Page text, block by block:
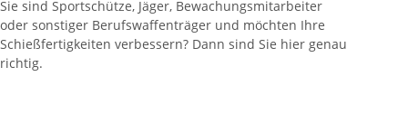
Sie sind Sportschütze, Jäger, Bewachungsmitarbeiter
oder sonstiger Berufswaffenträger und möchten Ihre
Schießfertigkeiten verbessern? Dann sind Sie hier genau
richtig.